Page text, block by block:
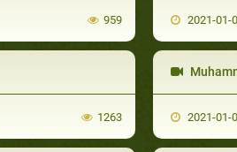
959 2021-01-
1263 2021-01-